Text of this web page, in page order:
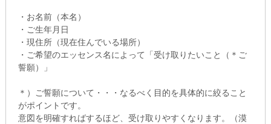
・お名前（本名）
・ご生年月日
・現住所（現在住んでいる場所）
・ご希望のエッセンス名によって「受け取りたいこと（＊ご
誓願）」
＊）ご誓願について・・・なるべく目的を具体的に絞ること
がポイントです。
意図を明確すればするほど、受け取りやすくなります。（漠